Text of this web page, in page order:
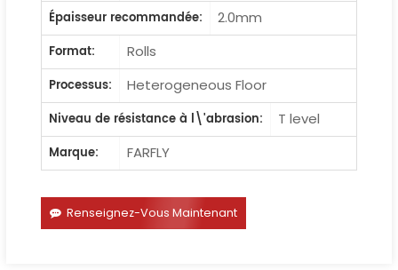
Épaisseur recommandée:
2.0mm
Format:
Rolls
Processus:
Heterogeneous Floor
Niveau de résistance à l\'abrasion:
T level
Marque:
FARFLY
Renseignez-Vous Maintenant